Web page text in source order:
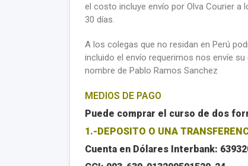
el costo incluye envío por Olva Courier a
30 días.
A los colegas que no residan en Perú
incluido el envío requerimos nos envíe
nombre de Pablo Ramos Sanchez
MEDIOS DE PAGO
Puede comprar el curso de dos
1.-DEPOSITO O UNA
Cuenta en Dólares Interbank: